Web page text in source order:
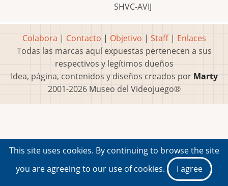
SHVC-AVIJ
Colabora | Contacto | Objetivo | Staff| Enlaces
Todas las marcas aquí expuestas pertenecen a sus
respectivos y legítimos dueños
Idea, página, contenidos y diseños creados por Marty
2001-2026 Museo del Videojuego®
This site uses cookies. By continuing to browse the site
you are agreeing to our use of cookies.
I agree